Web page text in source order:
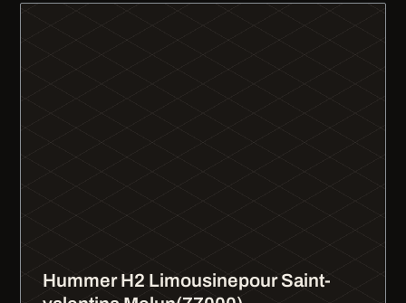
Hummer H2 Limousinepour Saint-